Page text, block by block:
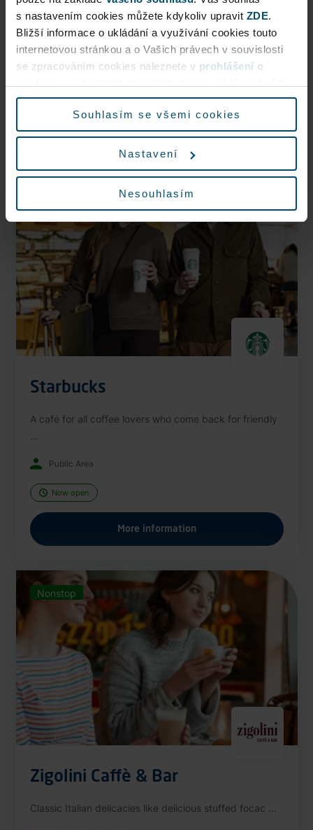
s nastavením cookies můžete kdykoliv upravit ZDE.
Bližší informace o ukládání a využívání cookies touto
internetovou stránkou a o Vašich právech v souvislosti
se zpracováním cookies naleznete v prohlášení o
údajů.
Souhlasím se všemi cookies
Nastavení
Nesouhlasím
Traditional French bakery, excellent baguettes, and a r
...
More information
Starbucks
A café for all coffee lovers who come back for friendly
Public Area
Now open
More information
Nonstop
Zigolini Caffè & Bar
Classic Italian delicacies like delicious stuffed focac ...